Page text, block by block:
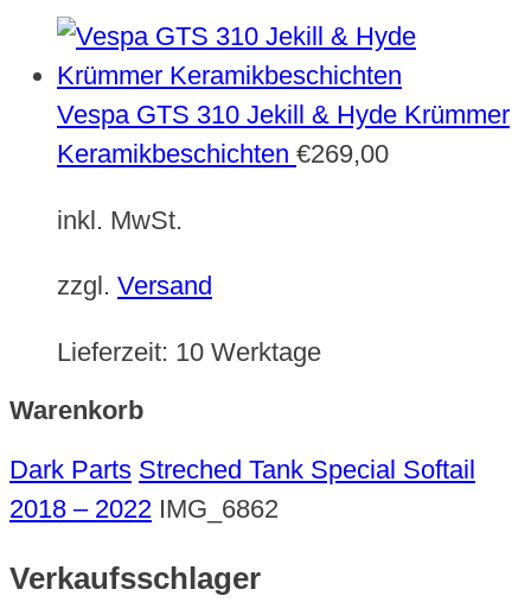
Vespa GTS 310 Jekill & Hyde Krümmer
Keramikbeschichten €269,00
inkl. MwSt.
zzgl. Versand
Lieferzeit: 10 Werktage
Warenkorb
Dark Parts Streched Tank Special Softail
2018 – 2022 IMG_6862
Verkaufsschlager